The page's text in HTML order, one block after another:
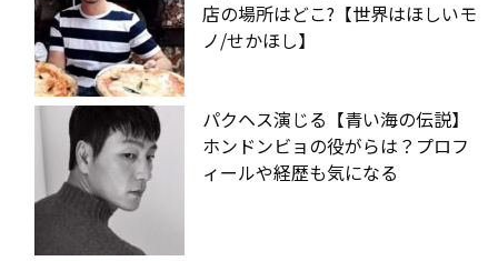
店の場所はどこ?【世界はほしいモ
ノ/せかほし】
パクヘス演じる【青い海の伝説】
ホンドンビョの役がらは？プロフ
ィールや経歴も気になる